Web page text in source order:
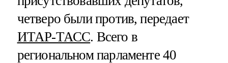
четверо были против, передает
ИТАР-ТАСС. Всего в
региональном парламенте 40